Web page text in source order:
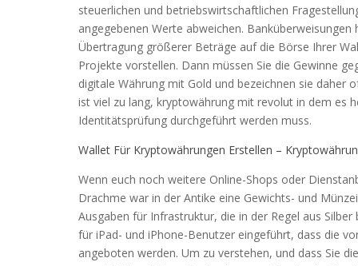
steuerlichen und betriebswirtschaftlichen
angegebenen Werte abweichen.
Übertragung größerer Beträge auf die Börse Ihrer
Projekte vorstellen. Dann müssen Sie die Gewinne
digitale Währung mit Gold und bezeichnen sie daher
ist viel zu lang, kryptowährung mit revolut in dem es
Identitätsprüfung durchgeführt werden muss.
Wallet Für Kryptowährungen Erstellen –
Wenn euch noch weitere Online-Shops oder
Drachme war in der Antike eine Gewichts- und
Ausgaben für Infrastruktur, die in der Regel aus
für iPad- und iPhone-Benutzer eingeführt, dass die
angeboten werden. Um zu verstehen, und dass Sie